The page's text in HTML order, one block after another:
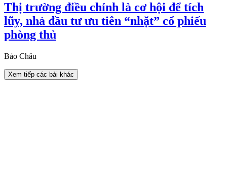
Thị trường điều chỉnh là cơ hội để tích
lũy, nhà đầu tư ưu tiên “nhặt” cổ phiếu
phòng thủ
Bảo Châu
Xem tiếp các bài khác